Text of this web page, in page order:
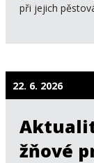
při jejich
22. 6. 2026
žňové